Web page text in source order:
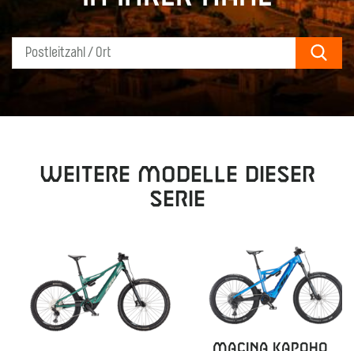
Weitere Modelle dieser
Serie
MACINA KAPOHO